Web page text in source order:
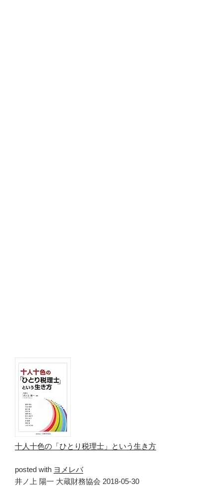
十人十色の「ひとり税理士」という生き方
posted with ヨメレバ
井ノ上 陽一 大蔵財務協会 2018-05-30